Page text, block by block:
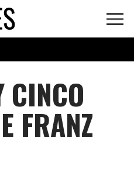
CINCO
FRANZ